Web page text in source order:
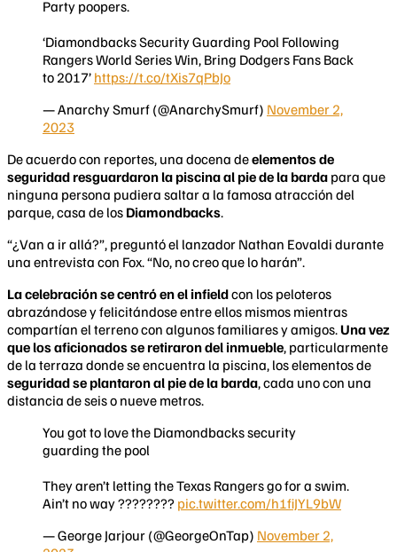
Party poopers.
‘Diamondbacks Security Guarding Pool Following
Rangers World Series Win, Bring Dodgers Fans Back
to 2017’ https://t.co/tXis7qPbJo
— Anarchy Smurf (@AnarchySmurf) November 2,
2023
De acuerdo con reportes, una docena deelementos de
seguridad resguardaron la piscina al pie de la barda para que
ninguna persona pudiera saltar a la famosa atracción del
parque, casa de los Diamondbacks.
“¿Van a ir allá?”, preguntó el lanzador Nathan Eovaldi durante
una entrevista con Fox. “No, no creo que lo harán”.
La celebración se centró en el infieldcon los peloteros
abrazándose y felicitándose entre ellos mismos mientras
compartían el terreno con algunos familiares y amigos.Una vez
que los aficionados se retiraron del inmueble, particularmente
de la terraza donde se encuentra la piscina, los elementos de
seguridad se plantaron al pie de la barda, cada uno con una
distancia de seis o nueve metros.
You got to love the Diamondbacks security
guarding the pool
They aren’t letting the Texas Rangers go for a swim.
Ain’t no way ???????? pic.twitter.com/h1fiJYL9bW
— George Jarjour (@GeorgeOnTap) November 2,